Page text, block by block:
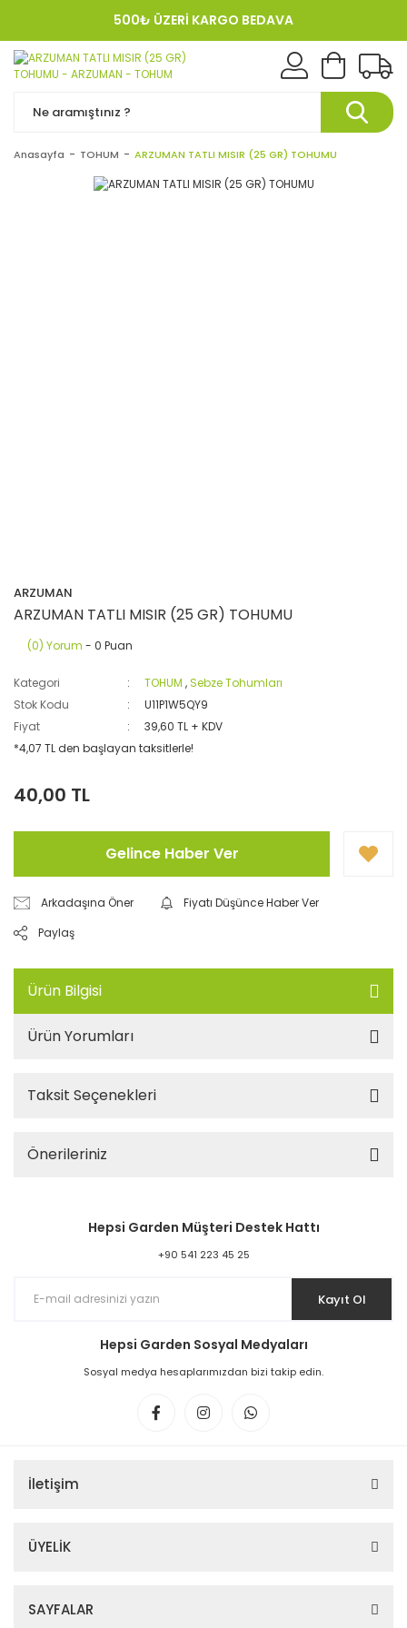
500₺ ÜZERİ KARGO BEDAVA
KREDI KARTINA 12 TAKSIT!
Anasayfa TOHUM ARZUMAN TATLI MISIR (25 GR) TOHUMU
ARZUMAN
ARZUMAN TATLI MISIR (25 GR) TOHUMU
(0) Yorum - 0 Puan
Kategori TOHUM ,Sebze Tohumları
Stok Kodu
U11P1W5QY9
Fiyat
39,60 TL + KDV
*4,07 TL den başlayan taksitlerle!
40,00 TL
Gelince Haber Ver
Arkadaşına Öner
Fiyatı Düşünce Haber Ver
Paylaş
Ürün Bilgisi
Ürün Yorumları
Taksit Seçenekleri
Önerileriniz
Hepsi Garden Müşteri Destek Hattı
+90 541 223 45 25
Kayıt Ol
Hepsi Garden Sosyal Medyaları
Sosyal medya hesaplarımızdan bizi takip edin.
İletişim
ÜYELİK
SAYFALAR